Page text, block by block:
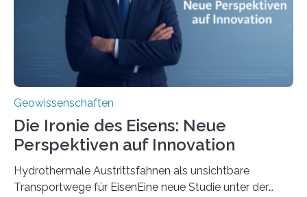
Geowissenschaften
Die Ironie des Eisens: Neue
Perspektiven auf Innovation
Hydrothermale Austrittsfahnen als unsichtbare
Transportwege für EisenEine neue Studie unter der